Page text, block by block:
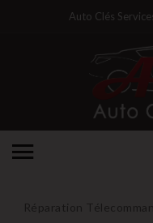
Auto Clés
Réparation